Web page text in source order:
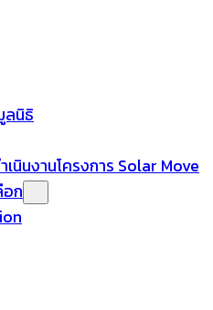
ลนิธิ
นินงานโครงการ Solar Move
อก